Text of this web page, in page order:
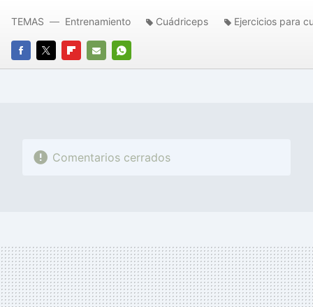
FACEBOOK
TWITTERFLIPBOARD
E-
WHATSAPP
TEMAS Entrenamiento Cuádriceps Ejercicios para
Comentarios cerrados